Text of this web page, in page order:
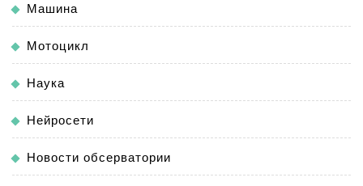
Машина
Мотоцикл
Наука
Нейросети
Новости обсерватории